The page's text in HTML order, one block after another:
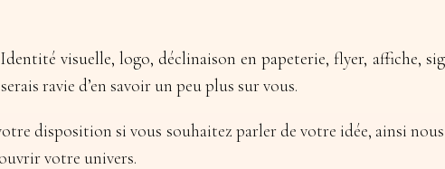
visuelle, logo, déclinaison en papeterie, flyer, affiche,
ravie d’en savoir un peu plus sur vous.
disposition si vous souhaitez parler de votre idée, ainsi
votre univers.